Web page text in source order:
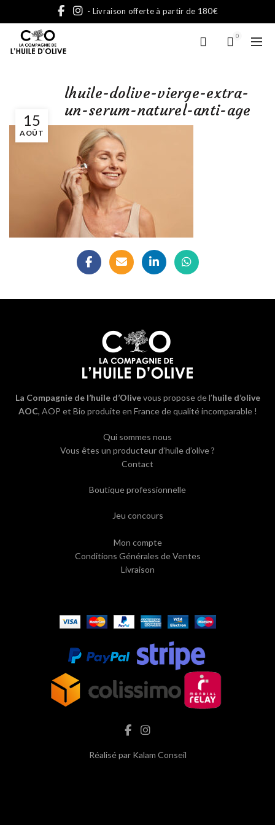
- Livraison offerte à partir de 180€
0
15
AOÛT
lhuile-dolive-vierge-extra-
un-serum-naturel-anti-age
La Compagnie de l’huile d’Olivevous propose de l’huile d’olive
AOC, AOP et Bio produite en France de qualité incomparable !
Qui sommes nous
Vous êtes un producteur d’huile d’olive ?
Contact
Boutique professionnelle
Jeu concours
Mon compte
Conditions Générales de Ventes
Livraison
Réalisé par Kalam Conseil